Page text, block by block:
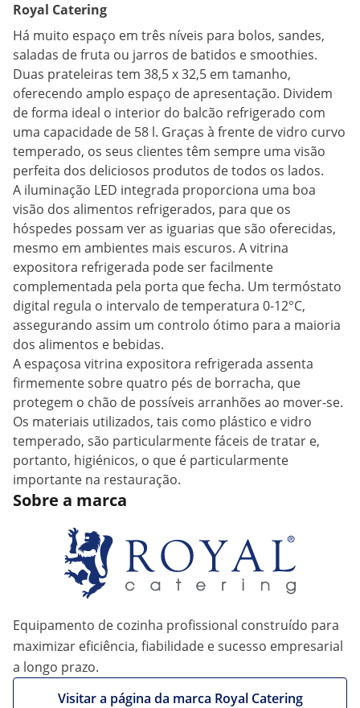
Royal Catering
Há muito espaço em três níveis para bolos, sandes,
saladas de fruta ou jarros de batidos e smoothies.
Duas prateleiras tem 38,5 x 32,5 em tamanho,
oferecendo amplo espaço de apresentação. Dividem
de forma ideal o interior do balcão refrigerado com
uma capacidade de 58 l. Graças à frente de vidro curvo
temperado, os seus clientes têm sempre uma visão
perfeita dos deliciosos produtos de todos os lados.
A iluminação LED integrada proporciona uma boa
visão dos alimentos refrigerados, para que os
hóspedes possam ver as iguarias que são oferecidas,
mesmo em ambientes mais escuros. A vitrina
expositora refrigerada pode ser facilmente
complementada pela porta que fecha. Um termóstato
digital regula o intervalo de temperatura 0-12°C,
assegurando assim um controlo ótimo para a maioria
dos alimentos e bebidas.
A espaçosa vitrina expositora refrigerada assenta
firmemente sobre quatro pés de borracha, que
protegem o chão de possíveis arranhões ao mover-se.
Os materiais utilizados, tais como plástico e vidro
temperado, são particularmente fáceis de tratar e,
portanto, higiénicos, o que é particularmente
importante na restauração.
Sobre a marca
Equipamento de cozinha profissional construído para
maximizar eficiência, fiabilidade e sucesso empresarial
a longo prazo.
Visitar a página da marca Royal Catering